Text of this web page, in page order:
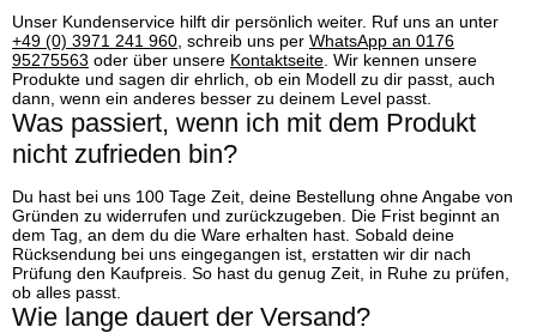
Unser Kundenservice hilft dir persönlich weiter. Ruf uns an unter
+49 (0) 3971 241 960, schreib uns per WhatsApp an 0176
95275563 oder über unsere Kontaktseite. Wir kennen unsere
Produkte und sagen dir ehrlich, ob ein Modell zu dir passt, auch
dann, wenn ein anderes besser zu deinem Level passt.
Was passiert, wenn ich mit dem Produkt
nicht zufrieden bin?
Du hast bei uns 100 Tage Zeit, deine Bestellung ohne Angabe von
Gründen zu widerrufen und zurückzugeben. Die Frist beginnt an
dem Tag, an dem du die Ware erhalten hast. Sobald deine
Rücksendung bei uns eingegangen ist, erstatten wir dir nach
Prüfung den Kaufpreis. So hast du genug Zeit, in Ruhe zu prüfen,
ob alles passt.
Wie lange dauert der Versand?